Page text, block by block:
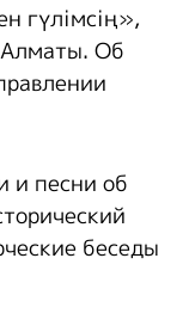
гүлімсің»,
Об
и песни об
беседы